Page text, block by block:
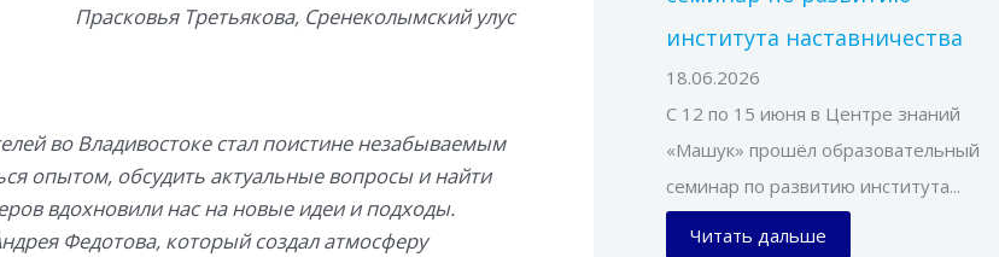
Прасковья Третьякова, Сренеколымский улус
во Владивостоке стал поистине незабываемым
опытом, обсудить актуальные вопросы и найти
вдохновили нас на новые идеи и подходы.
Федотова, который создал атмосферу
института наставничества
18.06.2026
С 12 по 15 июня в Центре знаний
«Машук» прошёл образовательный
семинар по развитию института...
Читать дальше